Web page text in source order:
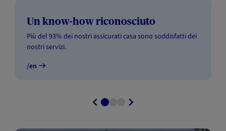
Un know-how riconosciuto
Più del 93% dei nostri assicurati casa sono soddisfatti dei
nostri servizi.
/en